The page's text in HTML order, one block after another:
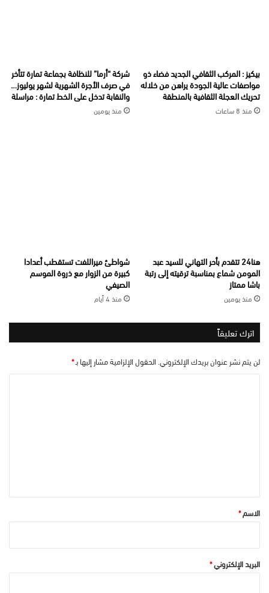
بيكيز : المركب الثقافي الجديد فضاء ذو
مواصفات عالية الجودة يراهن من خلاله
تحريك العجلة الثقافية بالمنطقة
منذ 8 ساعات
شركة “أرما” للنظافة بجماعة تمارة تتأخر
في صرف الأجرة الشهرية لشهر يوليوز…
والنقابة تدخل على الخط تمارة : مراسلة
منذ يومين
هنا24 تتقدم بأحر التهاني للسيد عبد
المومن شماع بمناسبة ترقيته إلى رتبة
باشا ممتاز
منذ يومين
شواطئ ميراللفت تستقطب أعدادا
كبيرة من الزوار مع ذروة الموسم
الصيفي
منذ 4 أيام
اترك تعليقاً
لن يتم نشر عنوان بريدك الإلكتروني. الحقول الإلزامية مشار إليها بـ*
*الاسم*
البريد الإلكتروني*